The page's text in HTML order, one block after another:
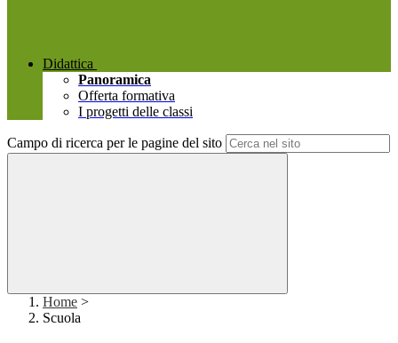
Didattica
Panoramica
Offerta formativa
I progetti delle classi
Campo di ricerca per le pagine del sito
Home >
Scuola